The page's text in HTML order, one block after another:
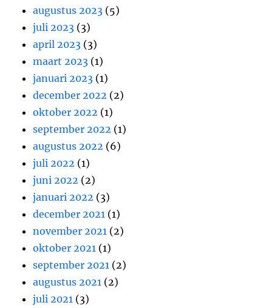
augustus 2023 (5)
juli 2023 (3)
april 2023 (3)
maart 2023 (1)
januari 2023 (1)
december 2022 (2)
oktober 2022 (1)
september 2022 (1)
augustus 2022 (6)
juli 2022 (1)
juni 2022 (2)
januari 2022 (3)
december 2021 (1)
november 2021 (2)
oktober 2021 (1)
september 2021 (2)
augustus 2021 (2)
juli 2021 (3)